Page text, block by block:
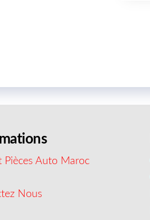
Pièces Auto Maroc
Nous